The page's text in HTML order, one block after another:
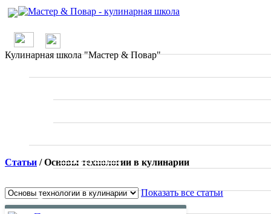
О проекте
Статьи
Кулинарная школа "Мастер & Повар"
Статьи / Основы технологии в кулинарии
Показать все статьи